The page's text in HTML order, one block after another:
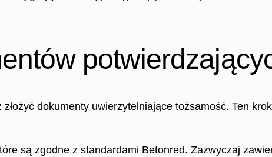
dokumenty uwierzytelniające tożsamość. Ten
są zgodne z standardami Betonred. Zazwyczaj